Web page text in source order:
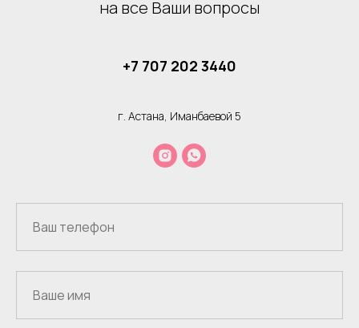
на все Ваши вопросы
+7 707 202 3440
г. Астана, Иманбаевой 5